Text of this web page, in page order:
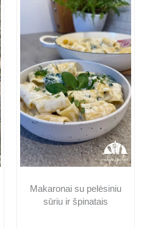
Makaronai su pelėsiniu
sūriu ir špinatais